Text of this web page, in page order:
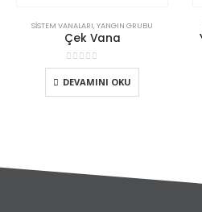
SISTEM VANALARI,YANGIN GRUBU
Çek Vana
05 üzerinden
DEVAMINI OKU